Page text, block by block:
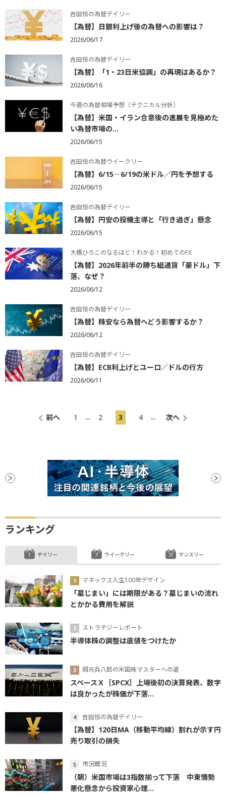
吉田恒の為替デイリー
【為替】日銀利上げ後の為替への影響は？
2026/06/17
吉田恒の為替デイリー
【為替】「1・23日米協調」の再現はあるか？
2026/06/16
今週の為替相場予想（テクニカル分析）
【為替】米国・イラン合意後の進展を見極めた
い為替市場の...
2026/06/15
吉田恒の為替ウイークリー
【為替】6/15―6/19の米ドル／円を予想する
2026/06/15
吉田恒の為替デイリー
【為替】円安の投機主導と「行き過ぎ」懸念
2026/06/15
大橋ひろこのなるほど！わかる！初めてのFX
【為替】2026年前半の勝ち組通貨「豪ドル」下
落、なぜ？
2026/06/12
吉田恒の為替デイリー
【為替】株安なら為替へどう影響するか？
2026/06/12
吉田恒の為替デイリー
【為替】ECB利上げとユーロ／ドルの行方
2026/06/11
前へ 1 ... 2 3 4 ... 次へ
ランキング
デイリー
マネックス人生100年デザイン
「墓じまい」には期限がある？墓じまいの流れ
とかかる費用を解説
ストラテジーレポート
半導体株の調整は底値をつけたか
岡元兵八郎の米国株マスターへの道
スペースＸ［SPCX］上場後初の決算発表、数字
は良かったが株価が下落...
吉田恒の為替デイリー
【為替】120日MA（移動平均線）割れが示す円
売り取引の損失
市況概況
（朝）米国市場は3指数揃って下落 中東情勢
悪化懸念から投資家心理...
ウイークリー マンスリー